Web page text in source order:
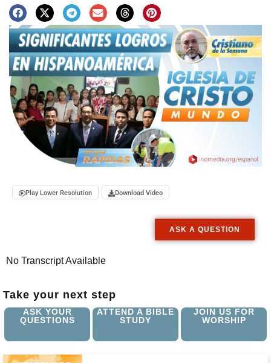
Play Lower Resolution Download Video
ASK A QUESTION
No Transcript Available
Take your next step
ASK YOUR
QUESTIONS
ATTEND A BIBLE
STUDY
JOIN US FOR
WORSHIP